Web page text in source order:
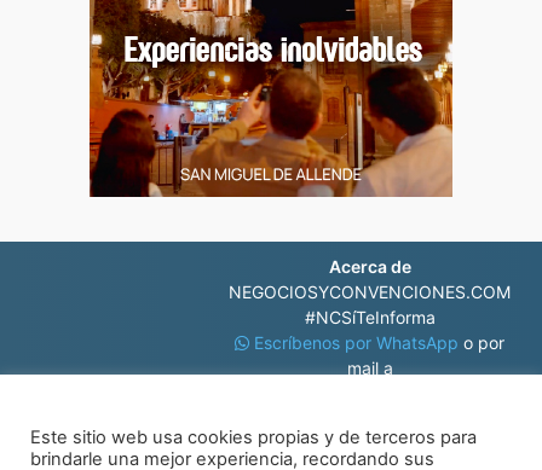
Acerca de
NEGOCIOSYCONVENCIONES.COM
#NCSíTeInforma
Escríbenos por WhatsAppo por
mail a
Este sitio web usa cookies propias y de terceros para
brindarle una mejor experiencia, recordando sus